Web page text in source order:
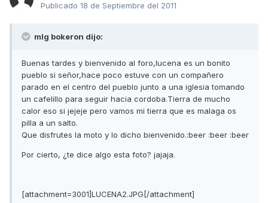
Publicado 18 de Septiembre del 2011
mlg bokeron dijo:
Buenas tardes y bienvenido al foro,lucena es un bonito
pueblo si señor,hace poco estuve con un compañero
parado en el centro del pueblo junto a una iglesia tomando
un cafelillo para seguir hacia cordoba.Tierra de mucho
calor eso si jejeje pero vamos mi tierra que es malaga os
pilla a un salto.
Que disfrutes la moto y lo dicho bienvenido.:beer :beer :beer
Por cierto, ¿te dice algo esta foto? jajaja.
[attachment=3001]LUCENA2.JPG[/attachment]